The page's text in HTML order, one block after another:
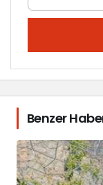
Benzer